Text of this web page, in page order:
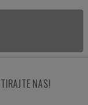
NAS!